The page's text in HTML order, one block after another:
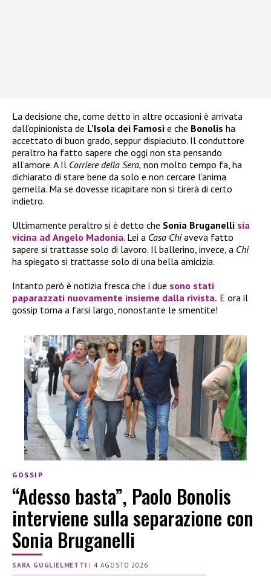
La decisione che, come detto in altre occasioni è arrivata
dall’opinionista de L’Isola dei Famosi e che Bonolis ha
accettato di buon grado, seppur dispiaciuto. Il conduttore
peraltro ha fatto sapere che oggi non sta pensando
all’amore. A Il Corriere della Sera, non molto tempo fa, ha
dichiarato di stare bene da solo e non cercare l’anima
gemella. Ma se dovesse ricapitare non si tirerà di certo
indietro.
Ultimamente peraltro si è detto che Sonia Bruganelli sia
vicina ad Angelo Madonia. Lei a Casa Chiaveva fatto
sapere si trattasse solo di lavoro. Il ballerino, invece, a Chi
ha spiegato si trattasse solo di una bella amicizia.
Intanto però è notizia fresca che i due sono stati
paparazzati nuovamente insieme dalla rivista. E ora il
gossip torna a farsi largo, nonostante le smentite!
GOSSIP
“Adesso basta”, Paolo Bonolis
interviene sulla separazione con
Sonia Bruganelli
SARA GUGLIELMETTI |4 AGOSTO 2026